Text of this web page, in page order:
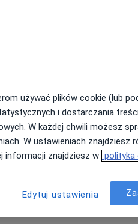
Jutro Pon, Wt,
11 Sie
online nie jest dostępne
używać plików cookie (lub
i dostarczania
W każdej chwili możesz
W ustawieniach znajdziesz
informacji znajdziesz w polityka
Edytuj ustawienia